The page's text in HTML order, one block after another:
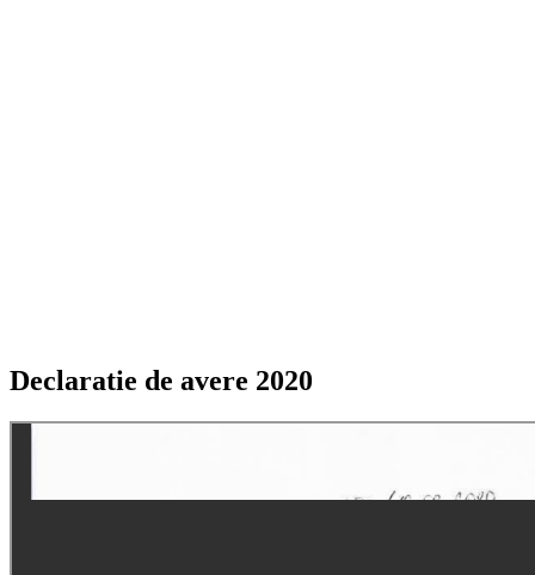
Declaratie de avere 2020